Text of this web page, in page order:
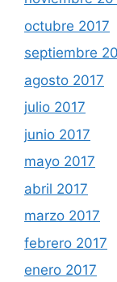
octubre 2017
septiembre
agosto 2017
julio 2017
junio 2017
mayo 2017
abril 2017
marzo 2017
febrero 2017
enero 2017